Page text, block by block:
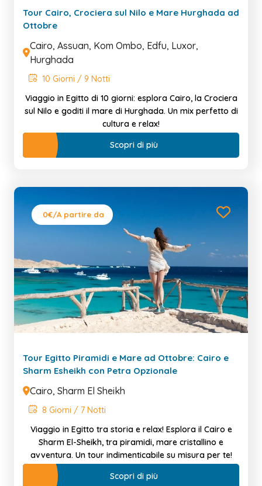
Tour Cairo, Crociera sul Nilo e Mare Hurghada ad
Ottobre
Cairo, Assuan, Kom Ombo, Edfu, Luxor,
Hurghada
10 Giorni / 9 Notti
Viaggio in Egitto di 10 giorni: esplora Cairo, la Crociera
sul Nilo e goditi il mare di Hurghada. Un mix perfetto di
cultura e relax!
Scopri di più
0€/A partire da
Tour Egitto Piramidi e Mare ad Ottobre: Cairo e
Sharm Esheikh con Petra Opzionale
Cairo, Sharm El Sheikh
8 Giorni / 7 Notti
Viaggio in Egitto tra storia e relax! Esplora il Cairo e
Sharm El-Sheikh, tra piramidi, mare cristallino e
avventura. Un tour indimenticabile su misura per te!
Scopri di più